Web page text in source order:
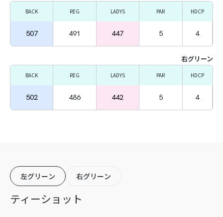
BACK REG LADYS PAR HDCP
507 491 447 5 4
右グリーン
BACK REG LADYS PAR HDCP
502 486 442 5 4
左グリーン 右グリーン
ティーショット